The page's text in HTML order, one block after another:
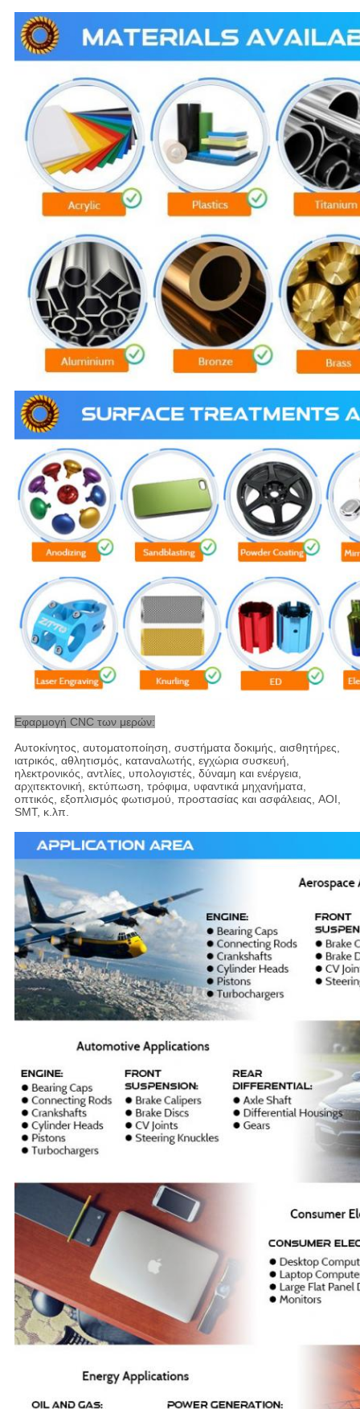
Εφαρμογή CNC των μερών:
Αυτοκίνητος, αυτοματοποίηση, συστήματα δοκιμής, αισθητήρες,
ιατρικός, αθλητισμός, καταναλωτής, εγχώρια συσκευή,
ηλεκτρονικός, αντλίες, υπολογιστές, δύναμη και ενέργεια,
αρχιτεκτονική, εκτύπωση, τρόφιμα, υφαντικά μηχανήματα,
οπτικός, εξοπλισμός φωτισμού, προστασίας και ασφάλειας, AOI,
SMT, κ.λπ.